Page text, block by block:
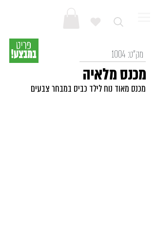
1004 מק"ט:
מכנס מאוד נוח לילד כביס במבחר צבעים
מכנס מלאיה